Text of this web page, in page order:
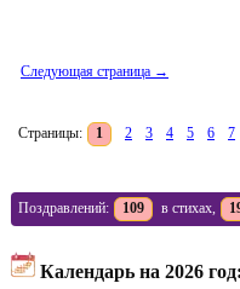
Следующая страница →
Страницы: 1 2 3 4 5 6 7
Поздравлений: 109 в стихах,
Календарь на 2026 год: